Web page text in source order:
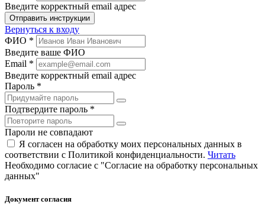
Введите корректный email адрес
Отправить инструкции
Вернуться к входу
ФИО *
Введите ваше ФИО
Email *
Введите корректный email адрес
Пароль *
Подтвердите пароль *
Пароли не совпадают
Я согласен на обработку моих персональных данных в
соответствии с Политикой конфиденциальности. Читать
Необходимо согласие с "Согласие на обработку персональных
данных"
Документ согласия